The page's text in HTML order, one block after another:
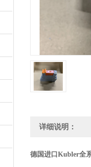
详细说明：
德国进口Kubler全